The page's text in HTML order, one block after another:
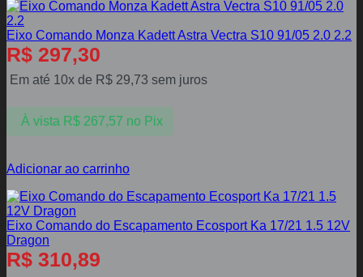
Eixo Comando Monza Kadett Astra Vectra S10 91/05 2.0 2.2
R$ 297,30
Em até 10x de R$ 29,73 sem juros
À vista R$267,57 no Pix
Adicionar ao carrinho
Eixo Comando do Escapamento Ecosport Ka 17/21 1.5 12V
Dragon
R$ 310,89